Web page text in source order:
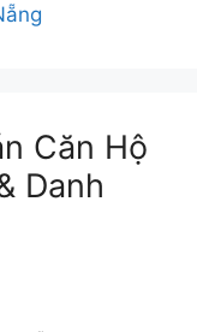
Căn Hộ
Danh